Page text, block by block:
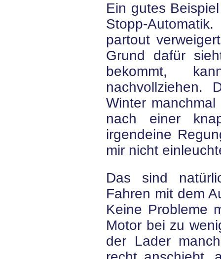
Ein gutes
Stopp-
partout
Grund dafür
bekommt,
nachvollziehen.
Winter
nach einer
irgendeine
mir nicht
Das sind
Fahren mit dem
Keine Probleme
Motor bei zu
der Lader